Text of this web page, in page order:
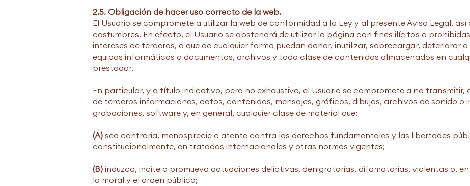
2.5. Obligación de hacer uso correcto de la web.
El Usuario se compromete a utilizar la web de conformidad a la Ley y al presente Aviso Legal,
costumbres. En efecto, el Usuario se abstendrá de utilizar la página con fines ilícitos o
intereses de terceros, o que de cualquier forma puedan dañar, inutilizar, sobrecargar, deteriorar
equipos informáticos o documentos, archivos y toda clase de contenidos almacenados en
prestador.
En particular, y a título indicativo, pero no exhaustivo, el Usuario se compromete a no transmitir,
de terceros informaciones, datos, contenidos, mensajes, gráficos, dibujos, archivos de sonido o
grabaciones, software y, en general, cualquier clase de material que:
(A) sea contraria, menosprecie o atente contra los derechos fundamentales y las libertades
constitucionalmente, en tratados internacionales y otras normas vigentes;
(B) induzca, incite o promueva actuaciones delictivas, denigratorias, difamatorias, violentas o,
la moral y el orden público;